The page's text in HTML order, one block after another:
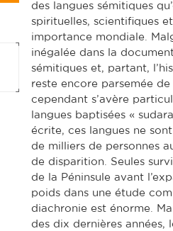
des langues sémitiques
spirituelles, scientifiques
importance mondiale.
inégalée dans la
sémitiques et, partant,
reste encore parsemée
cependant s’avère
langues baptisées «
écrite, ces langues ne
de milliers de personnes
de disparition. Seules
de la Péninsule avant
poids dans une étude
diachronie est énorme.
des dix dernières années,